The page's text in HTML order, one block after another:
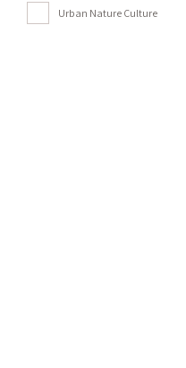
Urban Nature Culture